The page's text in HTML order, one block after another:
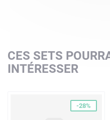
CES SETS
INTÉRESSER
-28%